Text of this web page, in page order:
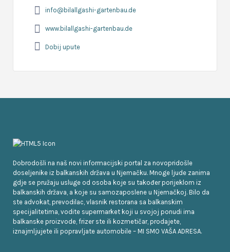
info@bilallgashi-gartenbau.de
www.bilallgashi-gartenbau.de
Dobij upute
Dobrodošli na naš novi informacijski portal za novopridošle
doseljenike iz balkanskih država u Njemačku. Mnoge ljude zanima
gdje se pružaju usluge od osoba koje su također porijeklom iz
balkanskih država, a koje su samozaposlene u Njemačkoj. Bilo da
ste advokat, prevodilac, vlasnik restorana sa balkanskim
specijalitetima, vodite supermarket koji u svojoj ponudi ima
balkanske proizvode, frizer ste ili kozmetičar, prodajete,
iznajmljujete ili popravljate automobile – MI SMO VAŠA ADRESA.